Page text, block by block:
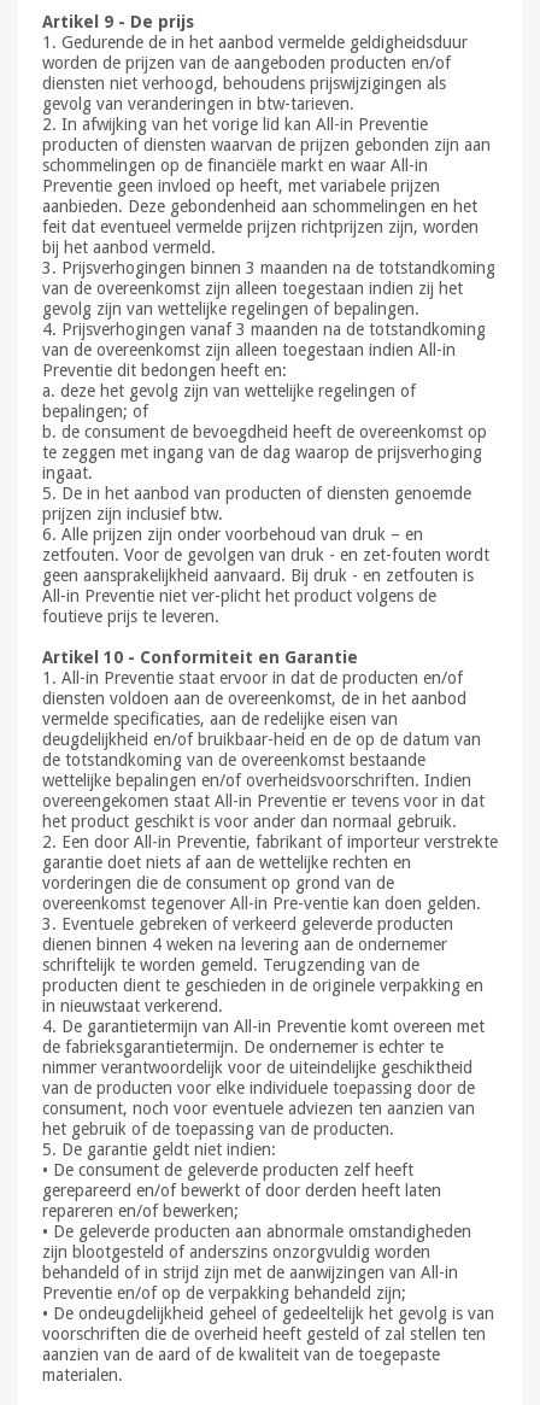
Artikel 9 - De prijs
1. Gedurende de in het aanbod vermelde geldigheidsduur
worden de prijzen van de aangeboden producten en/of
diensten niet verhoogd, behoudens prijswijzigingen als
gevolg van veranderingen in btw-tarieven.
2. In afwijking van het vorige lid kan All-in Preventie
producten of diensten waarvan de prijzen gebonden zijn aan
schommelingen op de financiële markt en waar All-in
Preventie geen invloed op heeft, met variabele prijzen
aanbieden. Deze gebondenheid aan schommelingen en het
feit dat eventueel vermelde prijzen richtprijzen zijn, worden
bij het aanbod vermeld.
3. Prijsverhogingen binnen 3 maanden na de totstandkoming
van de overeenkomst zijn alleen toegestaan indien zij het
gevolg zijn van wettelijke regelingen of bepalingen.
4. Prijsverhogingen vanaf 3 maanden na de totstandkoming
van de overeenkomst zijn alleen toegestaan indien All-in
Preventie dit bedongen heeft en:
a. deze het gevolg zijn van wettelijke regelingen of
bepalingen; of
b. de consument de bevoegdheid heeft de overeenkomst op
te zeggen met ingang van de dag waarop de prijsverhoging
ingaat.
5. De in het aanbod van producten of diensten genoemde
prijzen zijn inclusief btw.
6. Alle prijzen zijn onder voorbehoud van druk – en
zetfouten. Voor de gevolgen van druk - en zet-fouten wordt
geen aansprakelijkheid aanvaard. Bij druk - en zetfouten is
All-in Preventie niet ver-plicht het product volgens de
foutieve prijs te leveren.
Artikel 10 - Conformiteit en Garantie
1. All-in Preventie staat ervoor in dat de producten en/of
diensten voldoen aan de overeenkomst, de in het aanbod
vermelde specificaties, aan de redelijke eisen van
deugdelijkheid en/of bruikbaar-heid en de op de datum van
de totstandkoming van de overeenkomst bestaande
wettelijke bepalingen en/of overheidsvoorschriften. Indien
overeengekomen staat All-in Preventie er tevens voor in dat
het product geschikt is voor ander dan normaal gebruik.
2. Een door All-in Preventie, fabrikant of importeur verstrekte
garantie doet niets af aan de wettelijke rechten en
vorderingen die de consument op grond van de
overeenkomst tegenover All-in Pre-ventie kan doen gelden.
3. Eventuele gebreken of verkeerd geleverde producten
dienen binnen 4 weken na levering aan de ondernemer
schriftelijk te worden gemeld. Terugzending van de
producten dient te geschieden in de originele verpakking en
in nieuwstaat verkerend.
4. De garantietermijn van All-in Preventie komt overeen met
de fabrieksgarantietermijn. De ondernemer is echter te
nimmer verantwoordelijk voor de uiteindelijke geschiktheid
van de producten voor elke individuele toepassing door de
consument, noch voor eventuele adviezen ten aanzien van
het gebruik of de toepassing van de producten.
5. De garantie geldt niet indien:
• De consument de geleverde producten zelf heeft
gerepareerd en/of bewerkt of door derden heeft laten
repareren en/of bewerken;
• De geleverde producten aan abnormale omstandigheden
zijn blootgesteld of anderszins onzorgvuldig worden
behandeld of in strijd zijn met de aanwijzingen van All-in
Preventie en/of op de verpakking behandeld zijn;
• De ondeugdelijkheid geheel of gedeeltelijk het gevolg is van
voorschriften die de overheid heeft gesteld of zal stellen ten
aanzien van de aard of de kwaliteit van de toegepaste
materialen.